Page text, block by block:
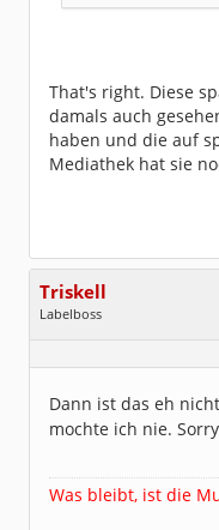
That's right. Diese
damals auch
haben und die auf
Mediathek hat sie
Triskell
Labelboss
Alter:
68
Dabei seit:
04 / 2006
Dann ist das eh
mochte ich nie.
Was bleibt, ist die